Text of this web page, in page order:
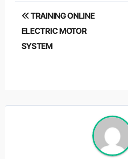
Post
navigation
TRAINING ONLINE
ELECTRIC MOTOR
SYSTEM